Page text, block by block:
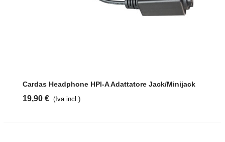
Cardas Headphone HPI-A Adattatore Jack/minijack
19,90 € (Iva incl.)